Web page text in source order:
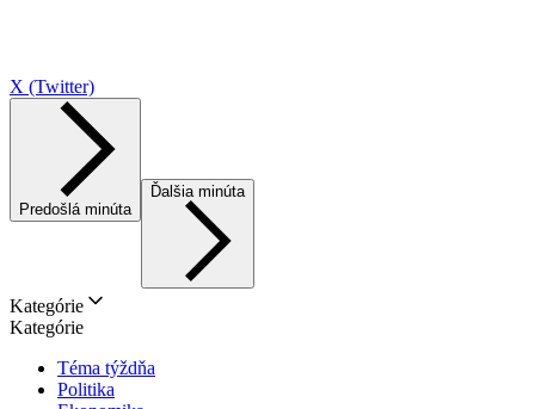
X (Twitter)
Predošlá minúta
Ďalšia minúta
Kategórie
Kategórie
Téma týždňa
Politika